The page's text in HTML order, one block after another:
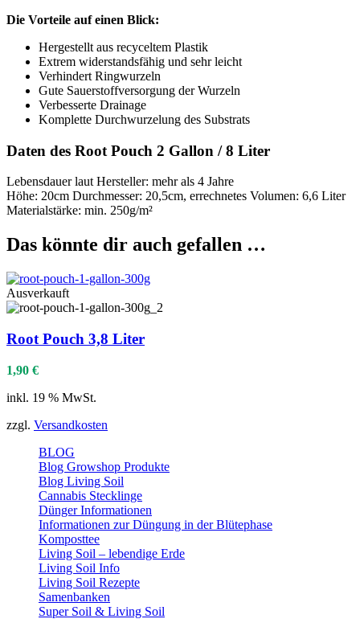
Die Vorteile auf einen Blick:
Hergestellt aus recyceltem Plastik
Extrem widerstandsfähig und sehr leicht
Verhindert Ringwurzeln
Gute Sauerstoffversorgung der Wurzeln
Verbesserte Drainage
Komplette Durchwurzelung des Substrats
Daten des Root Pouch 2 Gallon / 8 Liter
Lebensdauer laut Hersteller: mehr als 4 Jahre
Höhe: 20cm Durchmesser: 20,5cm, errechnetes Volumen: 6,6 Liter
Materialstärke: min. 250g/m²
Das könnte dir auch gefallen …
Ausverkauft
Root Pouch 3,8 Liter
1,90 €
inkl. 19 % MwSt.
zzgl. Versandkosten
BLOG
Blog Growshop Produkte
Blog Living Soil
Cannabis Stecklinge
Dünger Informationen
Informationen zur Düngung in der Blütephase
Komposttee
Living Soil – lebendige Erde
Living Soil Info
Living Soil Rezepte
Samenbanken
Super Soil & Living Soil